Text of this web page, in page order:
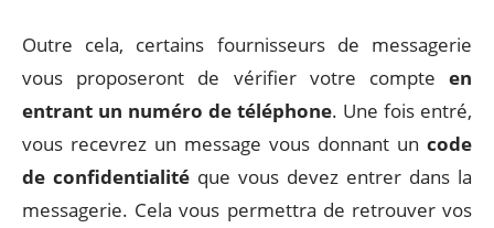
Outre cela, certains fournisseurs de messagerie
vous proposeront de vérifier votre compte en
entrant un numéro de téléphone. Une fois entré,
vous recevrez un message vous donnant un code
de confidentialité que vous devez entrer dans la
messagerie. Cela vous permettra de retrouver vos